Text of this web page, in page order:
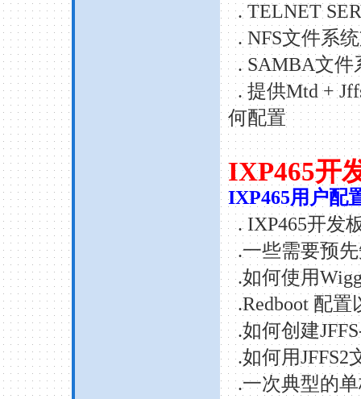
. TELNET
. NFS文件系
. SAMBA文件
.提供Mtd +
何配置
IXP465开
IXP465用户配
. IXP465开发
.一些需要预
.如何使用
.Redboot 配置
.如何创建
.如何用JFFS2
.一次典型的